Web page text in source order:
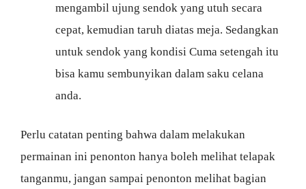
mengambil ujung sendok yang utuh secara
cepat, kemudian taruh diatas meja. Sedangkan
untuk sendok yang kondisi Cuma setengah itu
bisa kamu sembunyikan dalam saku celana
anda.
Perlu catatan penting bahwa dalam melakukan
permainan ini penonton hanya boleh melihat telapak
tanganmu, jangan sampai penonton melihat bagian